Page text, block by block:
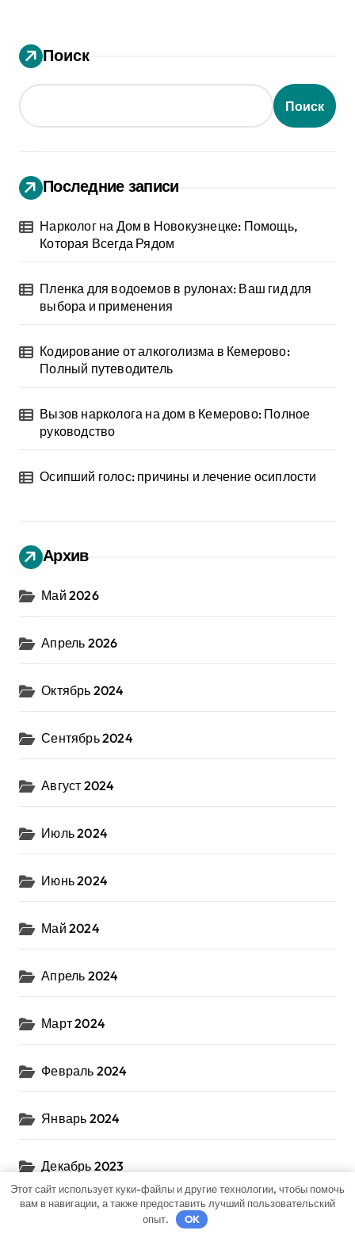
Поиск
Поиск
Последние записи
Нарколог на Дом в Новокузнецке: Помощь,
Которая Всегда Рядом
Пленка для водоемов в рулонах: Ваш гид для
выбора и применения
Кодирование от алкоголизма в Кемерово:
Полный путеводитель
Вызов нарколога на дом в Кемерово: Полное
руководство
Осипший голос: причины и лечение осиплости
Архив
Май 2026
Апрель 2026
Октябрь 2024
Сентябрь 2024
Август 2024
Июль 2024
Июнь 2024
Май 2024
Апрель 2024
Март 2024
Февраль 2024
Январь 2024
Декабрь 2023
Ноябрь 2023
Этот сайт использует куки-файлы и другие технологии, чтобы помочь
вам в навигации, а также предоставить лучший пользовательский
опыт.
OK